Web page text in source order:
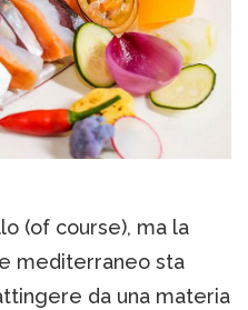
(of course), ma la
mediterraneo sta
da una materia